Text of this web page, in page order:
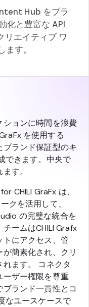
Hub をブラ
化と豊富な API
リエイティブ ワ
す。
ョンに時間を浪費
を使用する
ランド保証型のキ
できます。中央で
す。
CHILI GraFx は、
クを活用して、
の完璧な統合を
ームはCHILI Grafx
にアクセス、管
簡素化され、クリ
ます。 コネクタ
ーザー権限を尊重
ランド一貫性とコ
なユースケースで